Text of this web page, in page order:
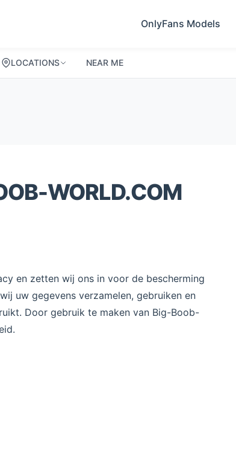
OnlyFans Models
LOCATIONS NEAR ME
WORLD.COM
en zetten wij ons in voor de bescherming
uw gegevens verzamelen, gebruiken en
Door gebruik te maken van Big-Boob-